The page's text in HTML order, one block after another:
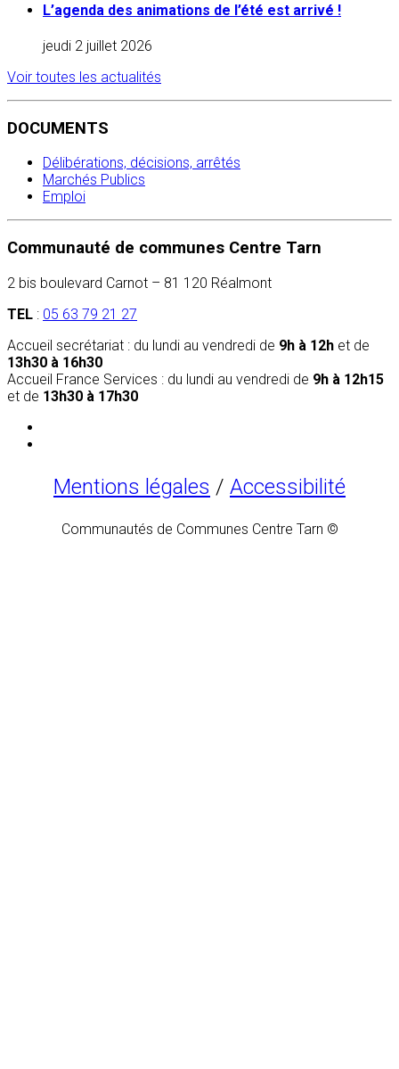
L’agenda des animations de l’été est arrivé !
jeudi 2 juillet 2026
Voir toutes les actualités
DOCUMENTS
Délibérations, décisions, arrêtés
Marchés Publics
Emploi
Communauté de communes Centre Tarn
2 bis boulevard Carnot – 81 120 Réalmont
TEL : 05 63 79 21 27
Accueil secrétariat : du lundi au vendredi de 9h à 12h et de
13h30 à 16h30
Accueil France Services : du lundi au vendredi de 9h à 12h15
et de 13h30 à 17h30
Mentions légales / Accessibilité
Communautés de Communes Centre Tarn ©